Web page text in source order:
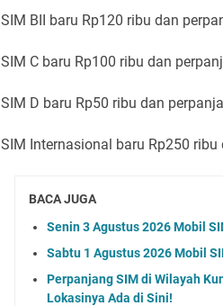
SIM BII baru Rp120 ribu dan
SIM C baru Rp100 ribu dan
SIM D baru Rp50 ribu dan
SIM Internasional baru Rp250
BACA JUGA
Senin 3 Agustus 2026 Mobil
Sabtu 1 Agustus 2026 Mobil
Perpanjang SIM di Wilayah
Lokasinya Ada di Sini!